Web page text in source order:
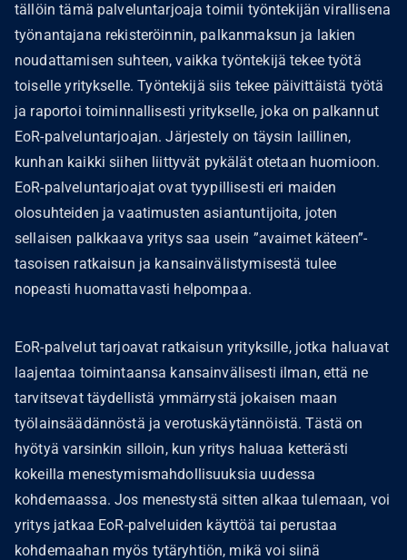
tällöin tämä palveluntarjoaja toimii työntekijän virallisena
työnantajana rekisteröinnin, palkanmaksun ja lakien
noudattamisen suhteen, vaikka työntekijä tekee työtä
toiselle yritykselle. Työntekijä siis tekee päivittäistä työtä
ja raportoi toiminnallisesti yritykselle, joka on palkannut
EoR-palveluntarjoajan. Järjestely on täysin laillinen,
kunhan kaikki siihen liittyvät pykälät otetaan huomioon.
EoR-palveluntarjoajat ovat tyypillisesti eri maiden
olosuhteiden ja vaatimusten asiantuntijoita, joten
sellaisen palkkaava yritys saa usein ”avaimet käteen”-
tasoisen ratkaisun ja kansainvälistymisestä tulee
nopeasti huomattavasti helpompaa.
EoR-palvelut tarjoavat ratkaisun yrityksille, jotka haluavat
laajentaa toimintaansa kansainvälisesti ilman, että ne
tarvitsevat täydellistä ymmärrystä jokaisen maan
työlainsäädännöstä ja verotuskäytännöistä. Tästä on
hyötyä varsinkin silloin, kun yritys haluaa ketterästi
kokeilla menestymismahdollisuuksia uudessa
kohdemaassa. Jos menestystä sitten alkaa tulemaan, voi
yritys jatkaa EoR-palveluiden käyttöä tai perustaa
kohdemaahan myös tytäryhtiön, mikä voi siinä